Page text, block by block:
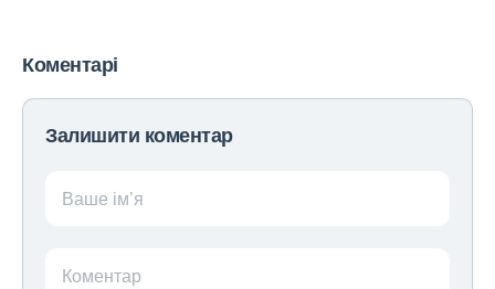
Коментарі
Залишити коментар
Ваше ім’я
Коментар